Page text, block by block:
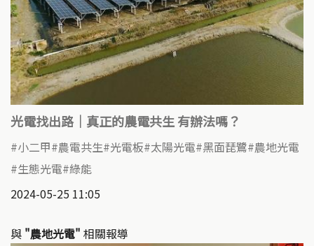
光電找出路｜真正的農電共生 有辦法嗎？
小二甲 農電共生 光電板 太陽光電 黑面琵鷺 農地光電
生態光電 綠能
2024-05-25 11:05
與 "農地光電" 相關報導